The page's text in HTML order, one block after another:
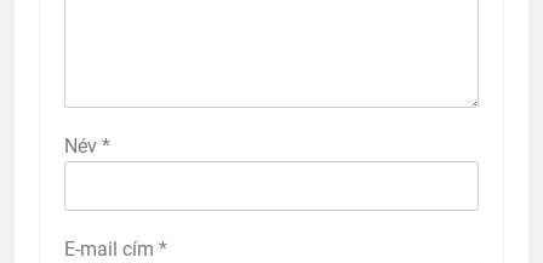
Név *
E-mail cím *